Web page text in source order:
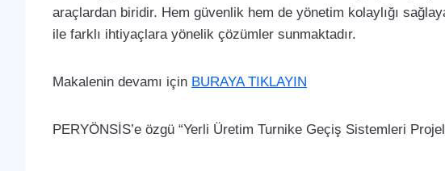
araçlardan biridir. Hem güvenlik hem de yönetim kolaylığı
ile farklı ihtiyaçlara yönelik çözümler sunmaktadır.
Makalenin devamı için BURAYA TIKLAYIN
PERYÖNSİS’e özgü “Yerli Üretim Turnike Geçiş Sistemleri